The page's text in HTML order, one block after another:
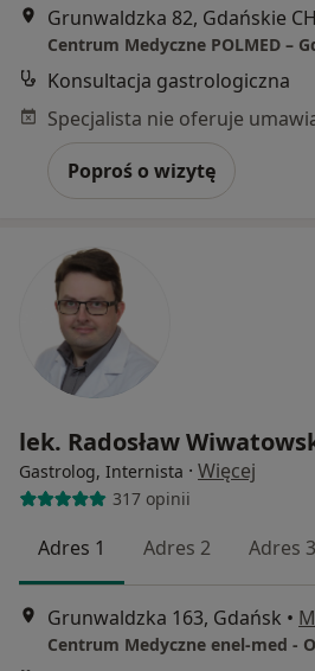
Konsultacja gastrologiczna
Poproś o wizytę
lek. Radosław
Gastrolog, Internista · Więcej
317 opinii
Adres 1 Adres 2 Adres 3
Grunwaldzka 163, Gdańsk •
Centrum Medyczne enel-med -